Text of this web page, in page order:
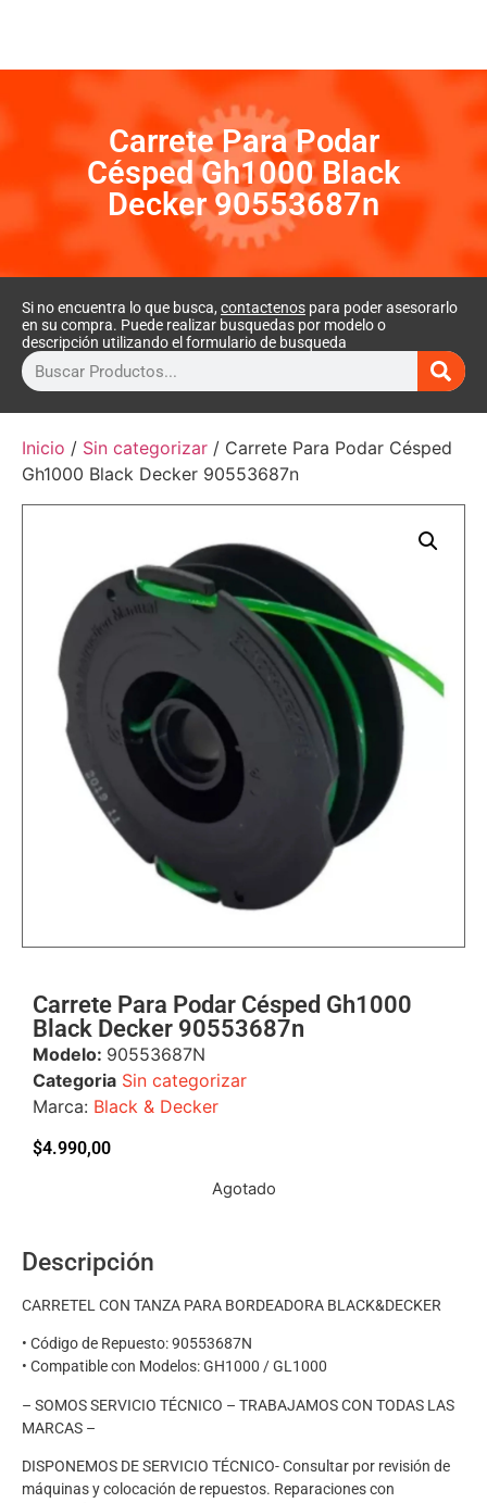
Carrete Para Podar
Césped Gh1000 Black
Decker 90553687n
Si no encuentra lo que busca, contactenos para poder asesorarlo
en su compra. Puede realizar busquedas por modelo o
descripción utilizando el formulario de busqueda
Inicio / Sin categorizar / Carrete Para Podar Césped
Gh1000 Black Decker 90553687n
Carrete Para Podar Césped Gh1000
Black Decker 90553687n
Modelo: 90553687N
Categoria Sin categorizar
Marca: Black & Decker
$4.990,00
Agotado
Descripción
CARRETEL CON TANZA PARA BORDEADORA BLACK&DECKER
• Código de Repuesto: 90553687N
• Compatible con Modelos: GH1000 / GL1000
– SOMOS SERVICIO TÉCNICO – TRABAJAMOS CON TODAS LAS
MARCAS –
DISPONEMOS DE SERVICIO TÉCNICO- Consultar por revisión de
máquinas y colocación de repuestos. Reparaciones con